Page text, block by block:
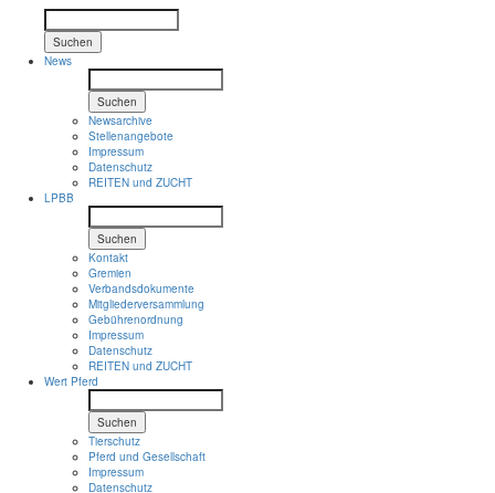
Suchen
News
Suchen
Newsarchive
Stellenangebote
Impressum
Datenschutz
REITEN und ZUCHT
LPBB
Suchen
Kontakt
Gremien
Verbandsdokumente
Mitgliederversammlung
Gebührenordnung
Impressum
Datenschutz
REITEN und ZUCHT
Wert Pferd
Suchen
Tierschutz
Pferd und Gesellschaft
Impressum
Datenschutz